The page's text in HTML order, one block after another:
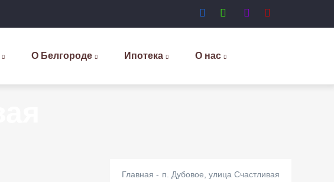
О Белгороде Ипотека О нас
Главная - п. Дубовое, улица Счастливая